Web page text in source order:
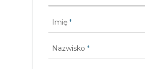
Imię *
Nazwisko *